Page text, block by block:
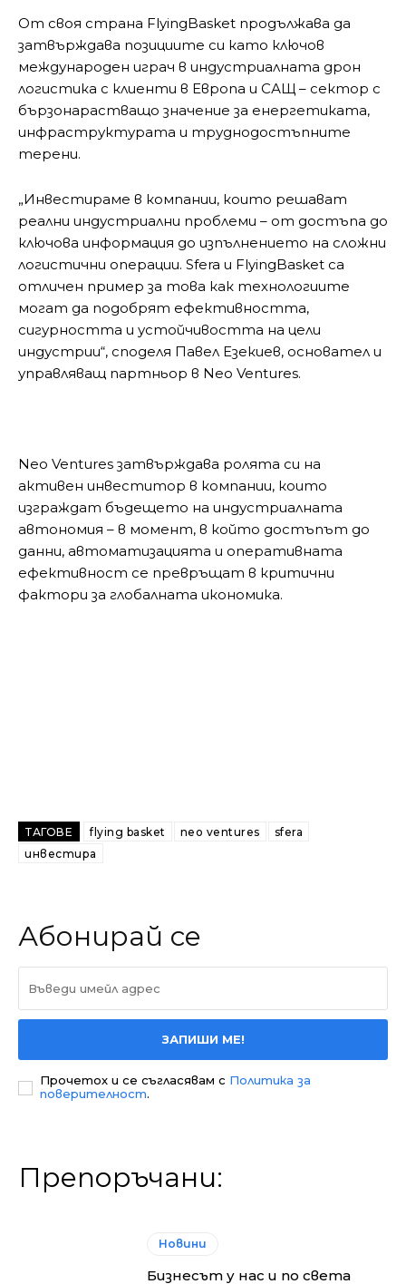
От своя страна FlyingBasket продължава да
затвърждава позициите си като ключов
международен играч в индустриалната дрон
логистика с клиенти в Европа и САЩ – сектор с
бързонарастващо значение за енергетиката,
инфраструктурата и труднодостъпните
терени.
„Инвестираме в компании, които решават
реални индустриални проблеми – от достъпа до
ключова информация до изпълнението на сложни
логистични операции. Sfera и FlyingBasket са
отличен пример за това как технологиите
могат да подобрят ефективността,
сигурността и устойчивостта на цели
индустрии“, споделя Павел Езекиев, основател и
управляващ партньор в Neo Ventures.
Neo Ventures затвърждава ролята си на
активен инвеститор в компании, които
изграждат бъдещето на индустриалната
автономия – в момент, в който достъпът до
данни, автоматизацията и оперативната
ефективност се превръщат в критични
фактори за глобалната икономика.
ТАГОВЕ flying basket neo ventures
sfera
инвестира
Абонирай се
ЗАПИШИ МЕ!
Прочетох и се съгласявам с Политика за
поверителност.
Препоръчани:
Новини
Бизнесът у нас и по света